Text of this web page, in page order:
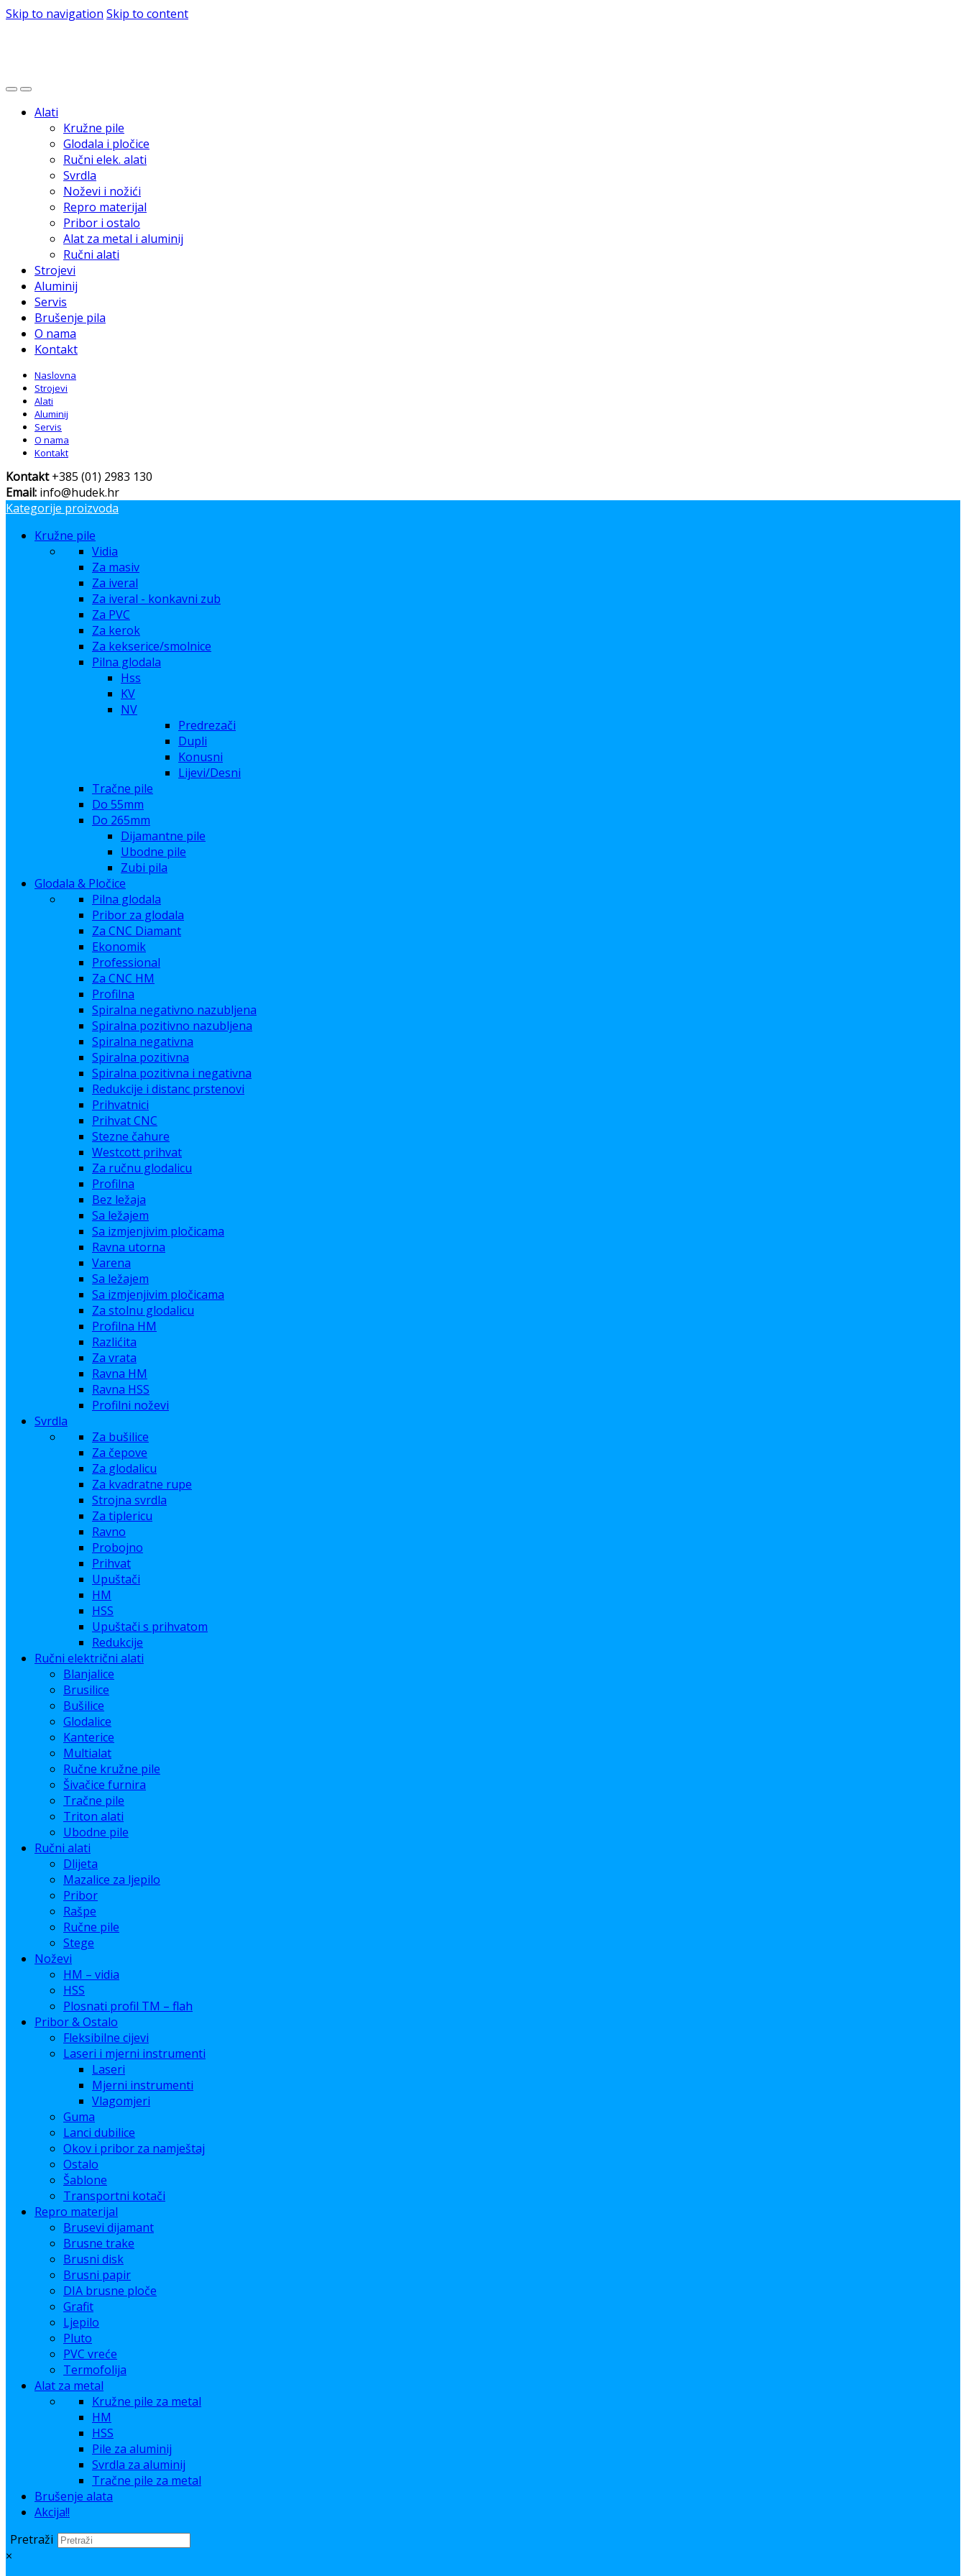
Skip to navigation Skip to content
Alati
Kružne pile
Glodala i pločice
Ručni elek. alati
Svrdla
Noževi i nožići
Repro materijal
Pribor i ostalo
Alat za metal i aluminij
Ručni alati
Strojevi
Aluminij
Servis
Brušenje pila
O nama
Kontakt
Naslovna
Strojevi
Alati
Aluminij
Servis
O nama
Kontakt
Kontakt+385 (01) 2983 130
Email: info@hudek.hr
Kategorije proizvoda
Kružne pile
Vidia
Za masiv
Za iveral
Za iveral - konkavni zub
Za PVC
Za kerok
Za kekserice/smolnice
Pilna glodala
Hss
KV
NV
Predrezači
Dupli
Konusni
Lijevi/Desni
Tračne pile
Do 55mm
Do 265mm
Dijamantne pile
Ubodne pile
Zubi pila
Glodala & Pločice
Pilna glodala
Pribor za glodala
Za CNC Diamant
Ekonomik
Professional
Za CNC HM
Profilna
Spiralna negativno nazubljena
Spiralna pozitivno nazubljena
Spiralna negativna
Spiralna pozitivna
Spiralna pozitivna i negativna
Redukcije i distanc prstenovi
Prihvatnici
Prihvat CNC
Stezne čahure
Westcott prihvat
Za ručnu glodalicu
Profilna
Bez ležaja
Sa ležajem
Sa izmjenjivim pločicama
Ravna utorna
Varena
Sa ležajem
Sa izmjenjivim pločicama
Za stolnu glodalicu
Profilna HM
Razlićita
Za vrata
Ravna HM
Ravna HSS
Profilni noževi
Svrdla
Za bušilice
Za čepove
Za glodalicu
Za kvadratne rupe
Strojna svrdla
Za tiplericu
Ravno
Probojno
Prihvat
Upuštači
HM
HSS
Upuštači s prihvatom
Redukcije
Ručni električni alati
Blanjalice
Brusilice
Bušilice
Glodalice
Kanterice
Multialat
Ručne kružne pile
Šivačice furnira
Tračne pile
Triton alati
Ubodne pile
Ručni alati
Dlijeta
Mazalice za ljepilo
Pribor
Rašpe
Ručne pile
Stege
Noževi
HM – vidia
HSS
Plosnati profil TM – flah
Pribor & Ostalo
Fleksibilne cijevi
Laseri i mjerni instrumenti
Laseri
Mjerni instrumenti
Vlagomjeri
Guma
Lanci dubilice
Okov i pribor za namještaj
Ostalo
Šablone
Transportni kotači
Repro materijal
Brusevi dijamant
Brusne trake
Brusni disk
Brusni papir
DIA brusne ploče
Grafit
Ljepilo
Pluto
PVC vreće
Termofolija
Alat za metal
Kružne pile za metal
HM
HSS
Pile za aluminij
Svrdla za aluminij
Tračne pile za metal
Brušenje alata
Akcija!!
Pretraži
×